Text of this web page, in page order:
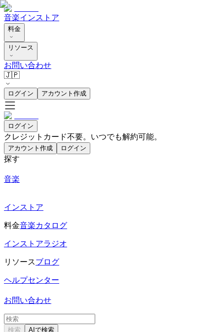
音楽インストア
料金
リソース
お問い合わせ
🇯🇵
ログイン アカウント作成
ログイン
クレジットカード不要。いつでも解約可能。
アカウント作成 ログイン
探す
音楽
インストア
料金音楽カタログ
インストアラジオ
リソースブログ
ヘルプセンター
お問い合わせ
検索 AIで検索